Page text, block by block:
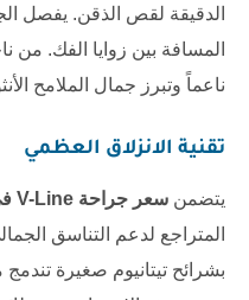
الدقيقة لقص الذقن. يفصل
المسافة بين زوايا الفك. من
ناعماً وتبرز جمال الملامح
تقنية الانزلاق العظمي
يتضمن سعر جراحة V-Line في تركيا
المتراجع لدعم التناسق
بشرائح تيتانيوم صغيرة